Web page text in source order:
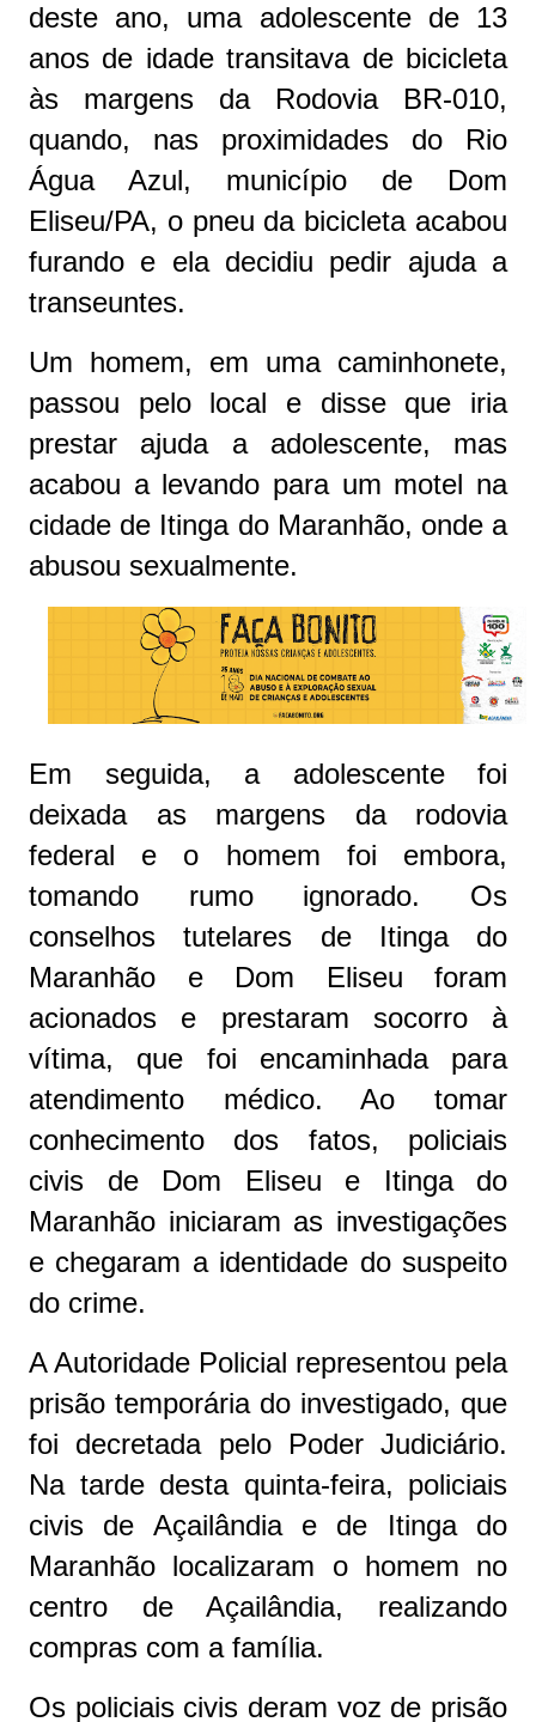
deste ano, uma adolescente de 13
anos de idade transitava de bicicleta
às margens da Rodovia BR-010,
quando, nas proximidades do Rio
Água Azul, município de Dom
Eliseu/PA, o pneu da bicicleta acabou
furando e ela decidiu pedir ajuda a
transeuntes.
Um homem, em uma caminhonete,
passou pelo local e disse que iria
prestar ajuda a adolescente, mas
acabou a levando para um motel na
cidade de Itinga do Maranhão, onde a
abusou sexualmente.
Em seguida, a adolescente foi
deixada as margens da rodovia
federal e o homem foi embora,
tomando rumo ignorado. Os
conselhos tutelares de Itinga do
Maranhão e Dom Eliseu foram
acionados e prestaram socorro à
vítima, que foi encaminhada para
atendimento médico. Ao tomar
conhecimento dos fatos, policiais
civis de Dom Eliseu e Itinga do
Maranhão iniciaram as investigações
e chegaram a identidade do suspeito
do crime.
A Autoridade Policial representou pela
prisão temporária do investigado, que
foi decretada pelo Poder Judiciário.
Na tarde desta quinta-feira, policiais
civis de Açailândia e de Itinga do
Maranhão localizaram o homem no
centro de Açailândia, realizando
compras com a família.
Os policiais civis deram voz de prisão